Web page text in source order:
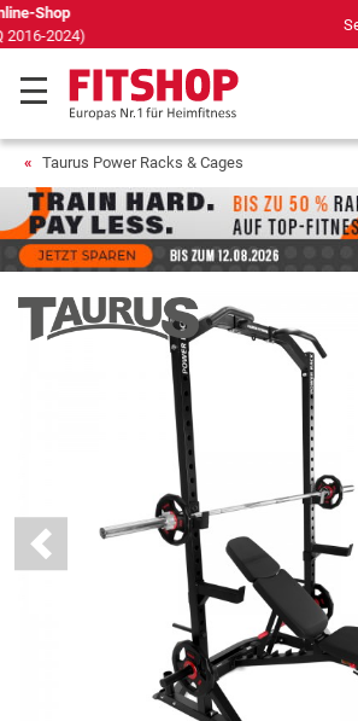
Seit 42 Jahren Ihr Experte für
Taurus Power Racks & Cages
Previous